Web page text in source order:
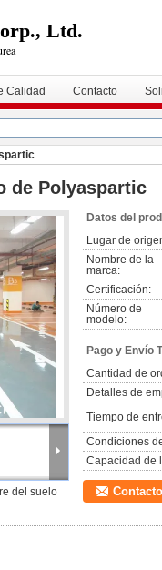
Ltd.
Calidad Contacto
de Polyaspartic
del suelo
Datos del
Lugar de
Nombre de la
marca:
Certificación:
Número de
modelo:
Pago y Envío
Cantidad de
Detalles de
Tiempo de
Condiciones
Capacidad de
Contacto